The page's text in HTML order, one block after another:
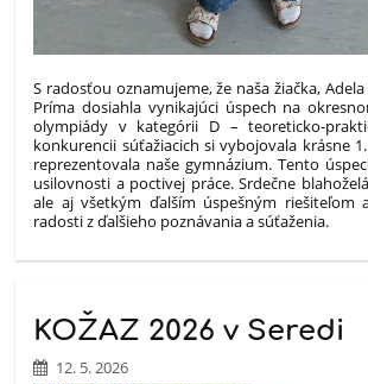
S radosťou oznamujeme, že naša žiačka,
Príma dosiahla vynikajúci úspech na
olympiády v kategórii D – teoreticko-
konkurencii súťažiacich si vybojovala krásne
reprezentovala naše gymnázium. Tento
usilovnosti a poctivej práce. Srdečne
ale aj všetkým ďalším úspešným riešiteľom
radosti z ďalšieho poznávania a súťaženia.
KOŽAZ 2026 v Seredi
12. 5. 2026